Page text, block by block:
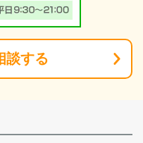
談する